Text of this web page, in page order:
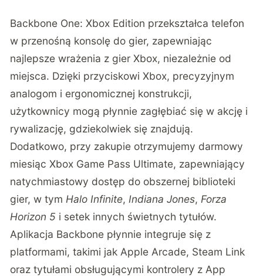
Backbone One: Xbox Edition przekształca telefon
w przenośną konsolę do gier, zapewniając
najlepsze wrażenia z gier Xbox, niezależnie od
miejsca. Dzięki przyciskowi Xbox, precyzyjnym
analogom i ergonomicznej konstrukcji,
użytkownicy mogą płynnie zagłębiać się w akcję i
rywalizację, gdziekolwiek się znajdują.
Dodatkowo, przy zakupie otrzymujemy darmowy
miesiąc Xbox Game Pass Ultimate, zapewniający
natychmiastowy dostęp do obszernej biblioteki
gier, w tym Halo Infinite, Indiana Jones, Forza
Horizon 5 i setek innych świetnych tytułów.
Aplikacja Backbone płynnie integruje się z
platformami, takimi jak Apple Arcade, Steam Link
oraz tytułami obsługującymi kontrolery z App